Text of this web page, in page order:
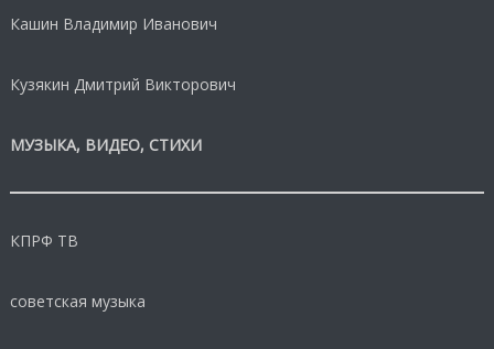
Кашин Владимир Иванович
Кузякин Дмитрий Викторович
МУЗЫКА, ВИДЕО, СТИХИ
КПРФ ТВ
советская музыка